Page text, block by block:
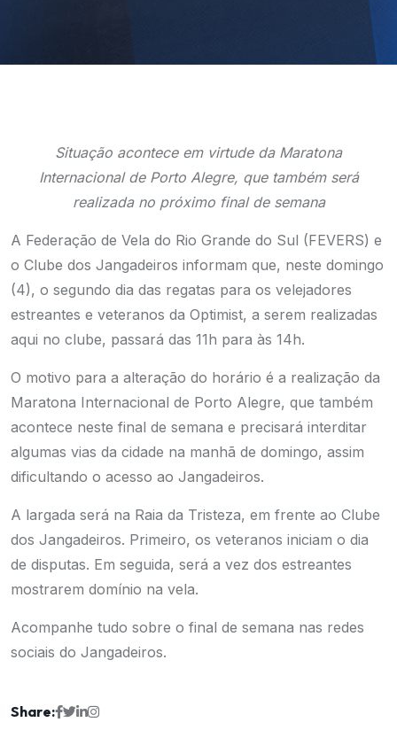
Situação acontece em virtude da Maratona
Internacional de Porto Alegre, que também será
realizada no próximo final de semana
A Federação de Vela do Rio Grande do Sul (FEVERS) e
o Clube dos Jangadeiros informam que, neste domingo
(4), o segundo dia das regatas para os velejadores
estreantes e veteranos da Optimist, a serem realizadas
aqui no clube, passará das 11h para às 14h.
O motivo para a alteração do horário é a realização da
Maratona Internacional de Porto Alegre, que também
acontece neste final de semana e precisará interditar
algumas vias da cidade na manhã de domingo, assim
dificultando o acesso ao Jangadeiros.
A largada será na Raia da Tristeza, em frente ao Clube
dos Jangadeiros. Primeiro, os veteranos iniciam o dia
de disputas. Em seguida, será a vez dos estreantes
mostrarem domínio na vela.
Acompanhe tudo sobre o final de semana nas redes
sociais do Jangadeiros.
Share: